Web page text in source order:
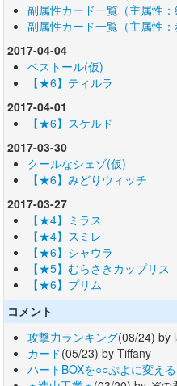
副属性カード一覧（主属性：
副属性カード一覧（主属性：
2017-04-04
ベストール(仮)
【★6】ティルラ
2017-04-01
【★6】スケルド
2017-03-30
クールなシェゾ(仮)
【★6】みどりウィッチ
2017-03-27
【★4】ミラス
【★4】スミレ
【★6】シャウラ
【★5】むらさきカップリス
【★6】プリム
コメント
攻撃力ランキング(08/24) by
カード(05/23) by Tiffany
ハートBOXを○○ぷよに変える